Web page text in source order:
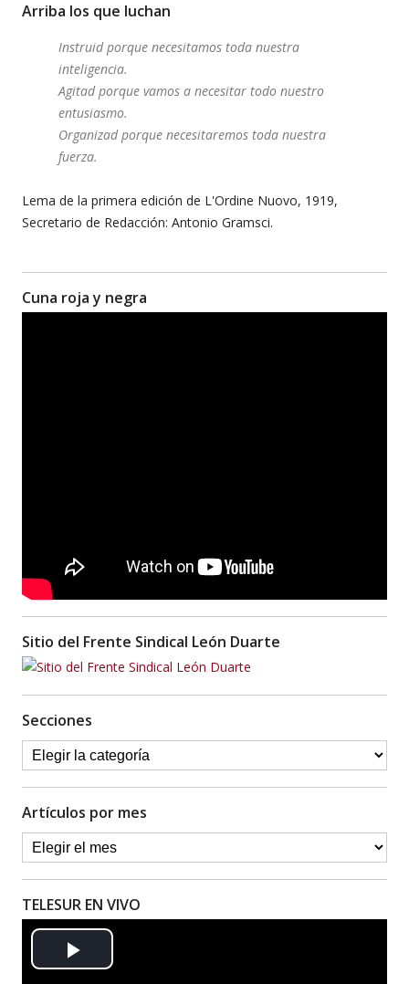
Arriba los que luchan
Instruid porque necesitamos toda nuestra
inteligencia.
Agitad porque vamos a necesitar todo nuestro
entusiasmo.
Organizad porque necesitaremos toda nuestra
fuerza.
Lema de la primera edición de L'Ordine Nuovo, 1919,
Secretario de Redacción: Antonio Gramsci.
Cuna roja y negra
Sitio del Frente Sindical León Duarte
Secciones
Artículos por mes
TELESUR EN VIVO